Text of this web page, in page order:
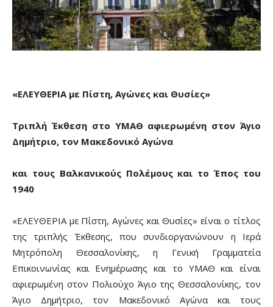
«ΕΛΕΥΘΕΡΙΑ με Πίστη, Αγώνες και Θυσίες»
Τριπλή Έκθεση στο ΥΜΑΘ αφιερωμένη στον Άγιο
Δημήτριο, τον Μακεδονικό Αγώνα
και τους Βαλκανικούς Πολέμους και το Έπος του
1940
«ΕΛΕΥΘΕΡΙΑ με Πίστη, Αγώνες και Θυσίες» είναι ο τίτλος
της τριπλής Έκθεσης, που συνδιοργανώνουν η Ιερά
Μητρόπολη Θεσσαλονίκης, η Γενική Γραμματεία
Επικοινωνίας και Ενημέρωσης και το ΥΜΑΘ και είναι
αφιερωμένη στον Πολιούχο Άγιο της Θεσσαλονίκης, τον
Άγιο Δημήτριο, τον Μακεδονικό Αγώνα και τους